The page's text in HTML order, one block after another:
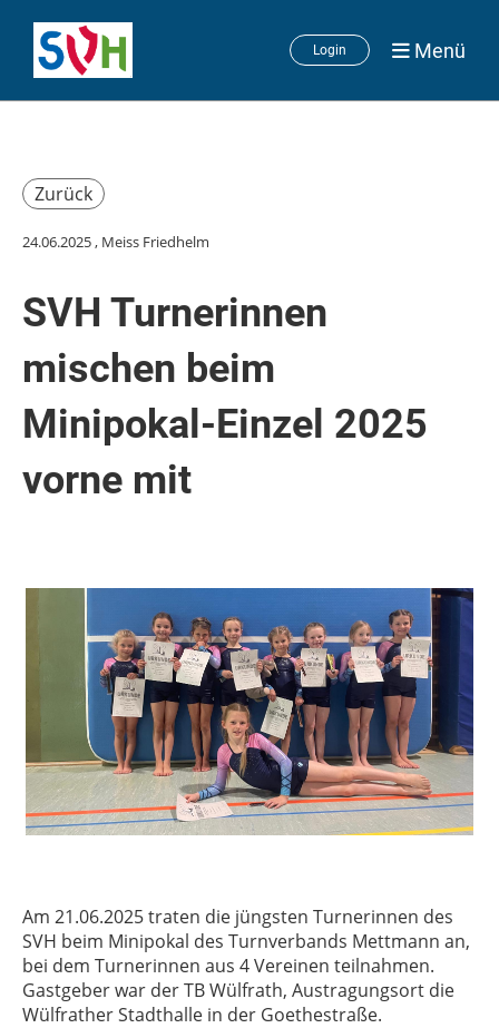
Login Menü
Zurück
24.06.2025, Meiss Friedhelm
SVH Turnerinnen
mischen beim
Minipokal-Einzel 2025
vorne mit
Am 21.06.2025 traten die jüngsten Turnerinnen des
SVH beim Minipokal des Turnverbands Mettmann an,
bei dem Turnerinnen aus 4 Vereinen teilnahmen.
Gastgeber war der TB Wülfrath, Austragungsort die
Wülfrather Stadthalle in der Goethestraße.